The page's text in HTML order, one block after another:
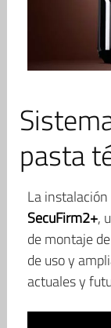
pasta
La
SecuFirm2+,
de montaje
de uso y
actuales y